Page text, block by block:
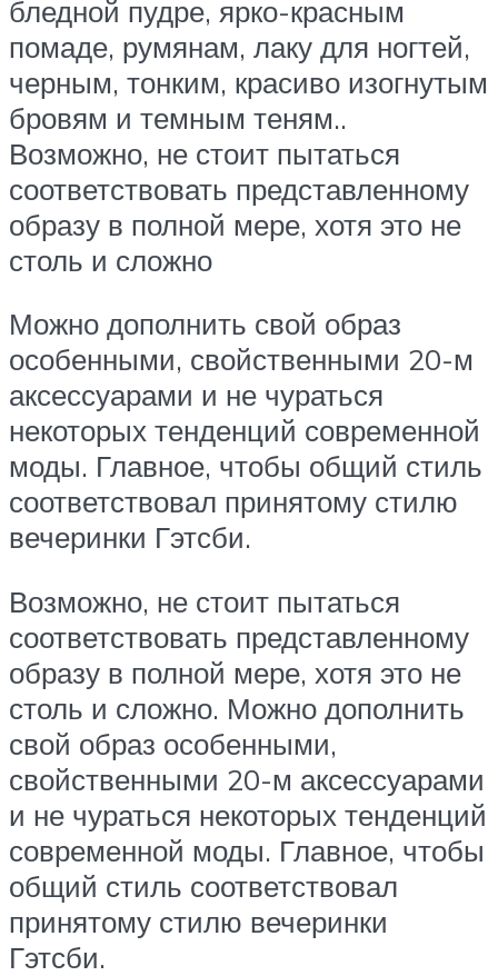
бледной пудре, ярко-красным
помаде, румянам, лаку для ногтей,
черным, тонким, красиво изогнутым
бровям и темным теням..
Возможно, не стоит пытаться
соответствовать представленному
образу в полной мере, хотя это не
столь и сложно
Можно дополнить свой образ
особенными, свойственными 20-м
аксессуарами и не чураться
некоторых тенденций современной
моды. Главное, чтобы общий стиль
соответствовал принятому стилю
вечеринки Гэтсби.
Возможно, не стоит пытаться
соответствовать представленному
образу в полной мере, хотя это не
столь и сложно. Можно дополнить
свой образ особенными,
свойственными 20-м аксессуарами
и не чураться некоторых тенденций
современной моды. Главное, чтобы
общий стиль соответствовал
принятому стилю вечеринки
Гэтсби.